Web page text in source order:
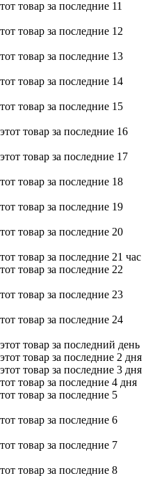
товар за последние 11
товар за последние 12
товар за последние 13
товар за последние 14
товар за последние 15
товар за последние 16
товар за последние 17
товар за последние 18
товар за последние 19
товар за последние 20
товар за последние 21 час
товар за последние 22
товар за последние 23
товар за последние 24
товар за последний день
товар за последние 2 дня
товар за последние 3 дня
товар за последние 4 дня
товар за последние 5
товар за последние 6
товар за последние 7
товар за последние 8